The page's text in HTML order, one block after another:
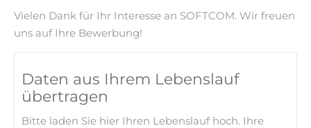
Vielen Dank für Ihr Interesse an SOFTCOM. Wir freuen
uns auf Ihre Bewerbung!
Daten aus Ihrem Lebenslauf
übertragen
Bitte laden Sie hier Ihren Lebenslauf hoch. Ihre